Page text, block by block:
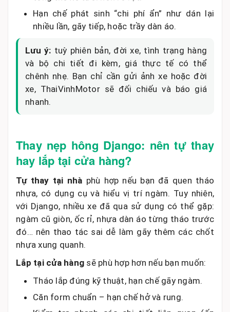
Hạn chế phát sinh “chi phí ẩn” như dán lại
nhiều lần, gãy tiếp, hoặc trầy dàn áo.
Lưu ý: tuỳ phiên bản, đời xe, tình trạng hàng
và bộ chi tiết đi kèm, giá thực tế có thể
chênh nhẹ. Bạn chỉ cần gửi ảnh xe hoặc đời
xe, ThaiVinhMotor sẽ đối chiếu và báo giá
nhanh.
Thay nẹp hông Django: nên tự thay
hay lắp tại cửa hàng?
Tự thay tại nhà phù hợp nếu bạn đã quen tháo
nhựa, có dụng cụ và hiểu vị trí ngàm. Tuy nhiên,
với Django, nhiều xe đã qua sử dụng có thể gặp:
ngàm cũ giòn, ốc rỉ, nhựa dàn áo từng tháo trước
đó… nên thao tác sai dễ làm gãy thêm các chốt
nhựa xung quanh.
Lắp tại cửa hàng sẽ phù hợp hơn nếu bạn muốn:
Tháo lắp đúng kỹ thuật, hạn chế gãy ngàm.
Căn form chuẩn – hạn chế hở và rung.